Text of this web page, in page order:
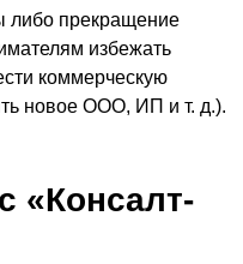
либо прекращение
избежать
коммерческую
новое ООО, ИП и т. д.).
«Консалт-